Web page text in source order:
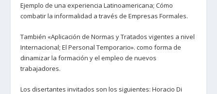
Ejemplo de una experiencia Latinoamericana; Cómo
combatir la informalidad a través de Empresas Formales.
También «Aplicación de Normas y Tratados vigentes a nivel
Internacional; El Personal Temporario». como forma de
dinamizar la formación y el empleo de nuevos
trabajadores.
Los disertantes invitados son los siguientes: Horacio Di